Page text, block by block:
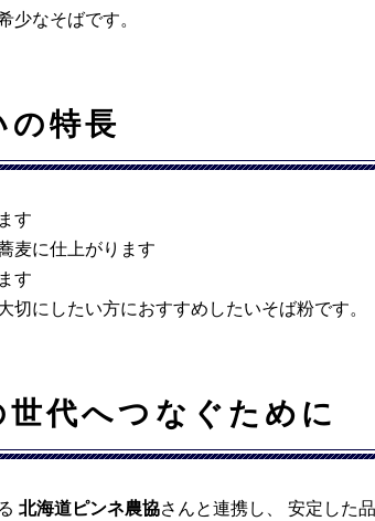
少なそばです。
の特長
す
麦に仕上がります
す
にしたい方におすすめしたいそば粉です。
代へつなぐために
北海道ピンネ農協さんと連携し、 安定した